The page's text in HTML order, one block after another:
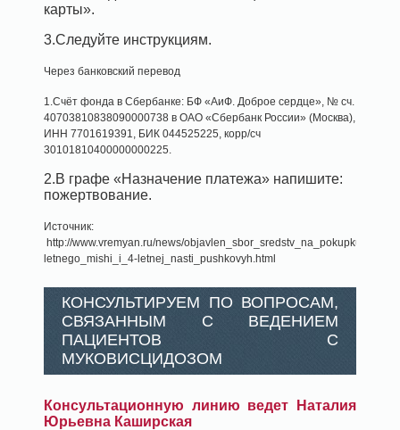
карты».
3.Следуйте инструкциям.
Через банковский перевод
1.Счёт фонда в Сбербанке: БФ «АиФ. Доброе сердце», № сч.
40703810838090000738 в ОАО «Сбербанк России» (Москва),
ИНН 7701619391, БИК 044525225, корр/сч
30101810400000000225.
2.В графе «Назначение платежа» напишите:
пожертвование.
Источник:
http://www.vremyan.ru/news/
letnego_mishi_i_4-letnej_nasti_pushkovyh.html
КОНСУЛЬТИРУЕМ ПО ВОПРОСАМ,
СВЯЗАННЫМ С ВЕДЕНИЕМ
ПАЦИЕНТОВ С
МУКОВИСЦИДОЗОМ
Консультационную линию ведет Наталия
Юрьевна Каширская